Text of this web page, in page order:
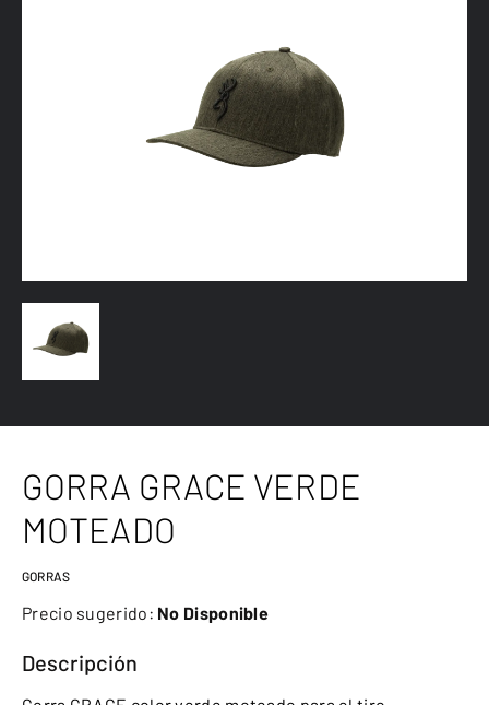
GORRA GRACE VERDE
MOTEADO
GORRAS
Precio sugerido: No Disponible
Descripción